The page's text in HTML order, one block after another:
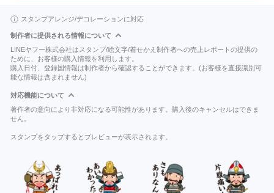
スタンプアレンジ/デコレーションに対応
制作者に提供される情報について
LINEヤフー株式会社はスタンプ/絵文字/着せかえ制作者への売上レポートの提供の
ために、お客様の購入情報を利用します。
購入日付、登録国情報は制作者から確認することができます。(お客様を直接識別可
能な情報は含まれません)
対応機能について
著作者の意向により非対応になる可能性があります。購入後のキャンセルはできま
せん。
スタンプをタップするとプレビューが表示されます。